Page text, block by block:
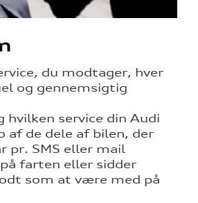
du modtager, hver
og gennemsigtig
hvilken service din Audi
af de dele af bilen, der
pr. SMS eller mail
farten eller sidder
som at være med på